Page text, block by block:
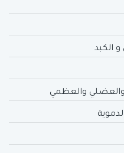
الكبد
والعضلي والعظمي